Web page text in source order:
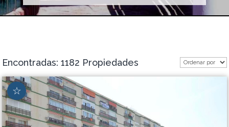
Encontradas: 1182 Propiedades
☆